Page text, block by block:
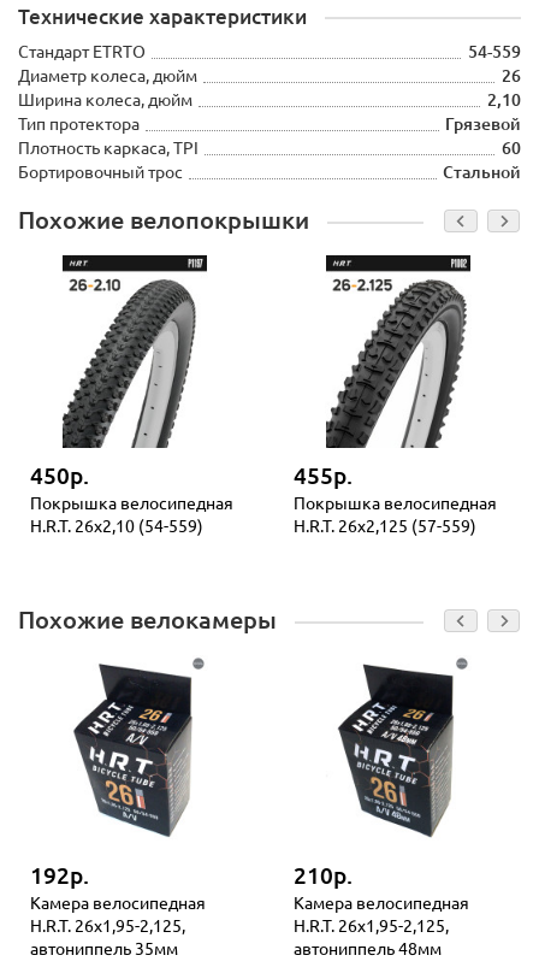
Технические характеристики
Стандарт ETRTO
54-559
Диаметр колеса, дюйм
26
Ширина колеса, дюйм
2,10
Тип протектора
Грязевой
Плотность каркаса, TPI
60
Бортировочный трос
Стальной
Похожие велопокрышки
450р.
Покрышка велосипедная
H.R.T. 26x2,10 (54-559)
455р.
Покрышка велосипедная
H.R.T. 26x2,125 (57-559)
Похожие велокамеры
192р.
Камера велосипедная
H.R.T. 26x1,95-2,125,
автониппель 35мм
210р.
Камера велосипедная
H.R.T. 26x1,95-2,125,
автониппель 48мм